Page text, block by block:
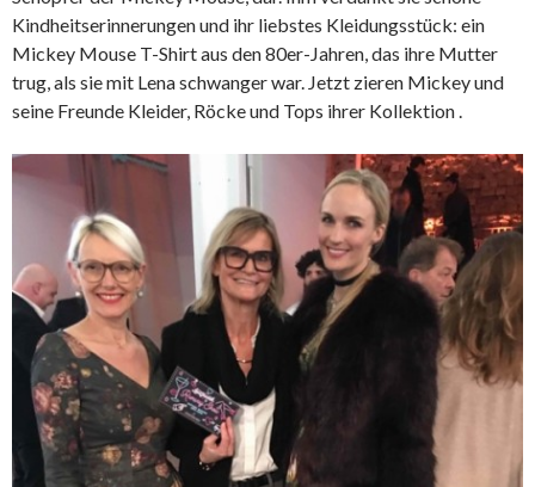
Kindheitserinnerungen und ihr liebstes Kleidungsstück: ein
Mickey Mouse T-Shirt aus den 80er-Jahren, das ihre Mutter
trug, als sie mit Lena schwanger war. Jetzt zieren Mickey und
seine Freunde Kleider, Röcke und Tops ihrer Kollektion .